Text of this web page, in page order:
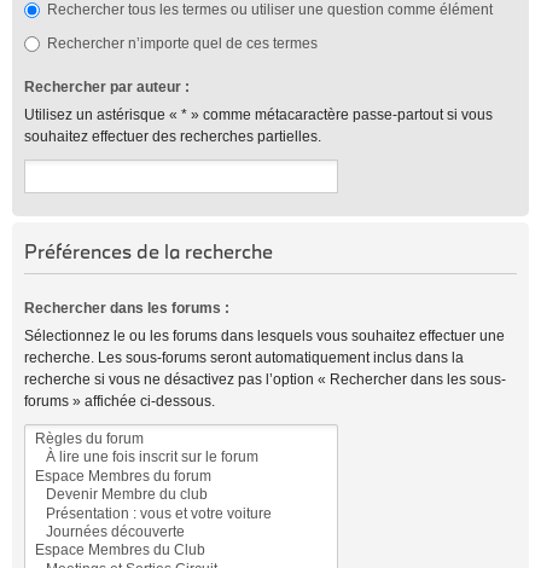
Rechercher tous les termes ou utiliser une question comme élément
Rechercher n’importe quel de ces termes
Rechercher par auteur :
Utilisez un astérisque « * » comme métacaractère passe-partout si vous
souhaitez effectuer des recherches partielles.
Préférences de la recherche
Rechercher dans les forums :
Sélectionnez le ou les forums dans lesquels vous souhaitez effectuer une
recherche. Les sous-forums seront automatiquement inclus dans la
recherche si vous ne désactivez pas l’option « Rechercher dans les sous-
forums » affichée ci-dessous.